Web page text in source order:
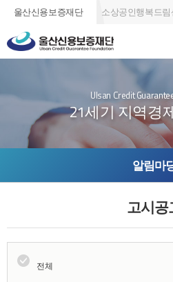
울산신용보증재단 소상공인행복드림
Ulsan Credit
21세기 지역경
알림마
고시공
전체